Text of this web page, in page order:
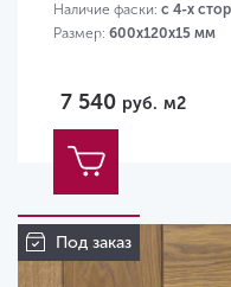
Наличие фаски: с 4-х
Размер: 600х120х15 мм
7 540 руб. м2
Под заказ